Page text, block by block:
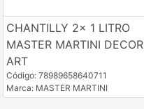
CHANTILLY 2x 1 LITRO
MASTER MARTINI DECOR
ART
Código: 78989658640711
Marca: MASTER MARTINI